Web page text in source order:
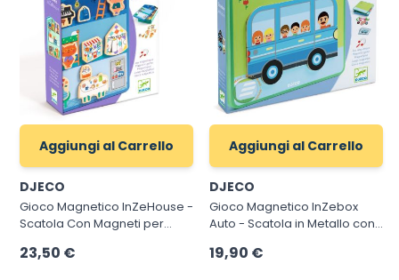
Aggiungi al Carrello
DJECO
Gioco Magnetico InZeHouse -
Scatola Con Magneti per
23,50 €
Aggiungi al Carrello
DJECO
Gioco Magnetico InZebox
Auto - Scatola in Metallo con
19,90 €